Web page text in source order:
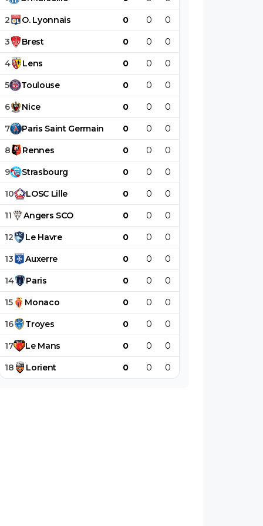
2 O. Lyonnais 0 0 0
3 Brest 0 0 0
4 Lens 0 0 0
5 Toulouse 0 0 0
6 Nice 0 0 0
7 Paris Saint Germain 0 0 0
8 Rennes 0 0 0
9 Strasbourg 0 0 0
10 LOSC Lille 0 0 0
11 Angers SCO 0 0 0
12 Le Havre 0 0 0
13 Auxerre 0 0 0
14 Paris 0 0 0
15 Monaco 0 0 0
16 Troyes 0 0 0
17 Le Mans 0 0 0
18 Lorient 0 0 0